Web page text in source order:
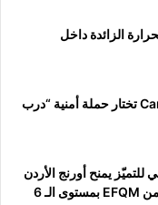
الزائدة داخل
Campaign Middle East تختار حملة أمنية “درب
للتميّز يمنح أورنج الأردن
شهادة الاعتراف بالتميّز من EFQM بمستوى الـ 6